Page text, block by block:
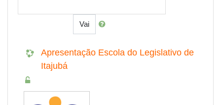
Vai
Apresentação Escola do Legislativo de
Itajubá